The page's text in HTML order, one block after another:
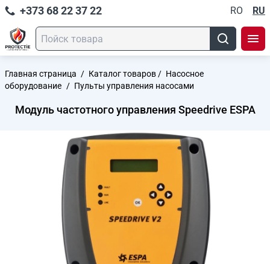
+373 68 22 37 22 RO RU
Главная страница / Каталог товаров / Насосное
оборудование / Пульты управления насосами
Модуль частотного управления Speedrive ESPA